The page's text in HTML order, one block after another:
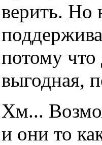
верить. Но
потому
выгодная,
Хм...
и они то